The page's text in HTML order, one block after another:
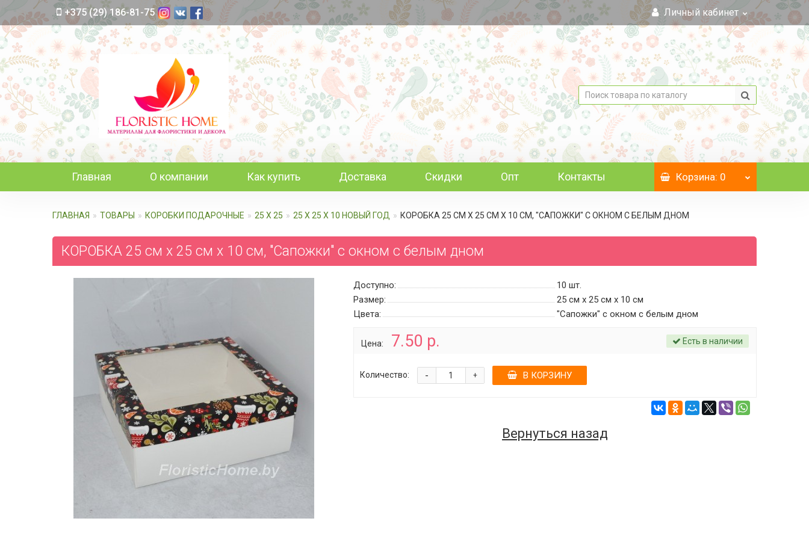
+375 (29) 186-81-75 Личный кабинет
Главная О компании Как купить Доставка Скидки Опт Контакты Корзина: 0
ГЛАВНАЯ ТОВАРЫ КОРОБКИ ПОДАРОЧНЫЕ 25 Х 25 25 Х 25 Х 10 НОВЫЙ ГОД КОРОБКА 25 СМ Х 25 СМ Х 10 СМ, "САПОЖКИ" С ОКНОМ C БЕЛЫМ ДНОМ
КОРОБКА 25 см х 25 см х 10 см, "Сапожки" с окном c белым дном
Доступно: 10 шт.
Размер:
25 см х 25 см х 10 см
Цвета:
"Сапожки" с окном c белым дном
Цена: 7.50 р. Есть в наличии
Количество: +
- В КОРЗИНУ
Вернуться назад